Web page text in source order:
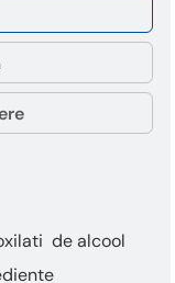
de alcool